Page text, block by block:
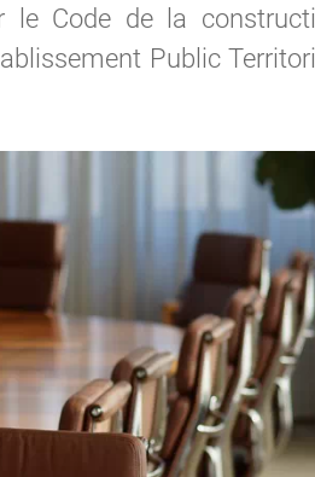
le Code de la
Public